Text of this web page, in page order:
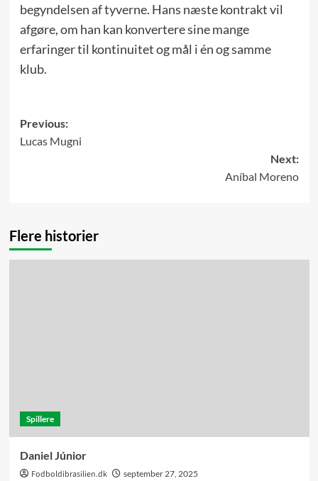
begyndelsen af tyverne. Hans næste kontrakt vil
afgøre, om han kan konvertere sine mange
erfaringer til kontinuitet og mål i én og samme
klub.
Post
navigation
Previous:
Lucas Mugni
Next:
Aníbal Moreno
Flere historier
Spillere
Daniel Júnior
Fodboldibrasilien.dk september 27, 2025